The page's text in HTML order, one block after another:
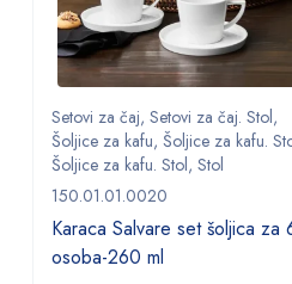
Setovi za čaj, Setovi za čaj. Stol,
Šoljice za kafu, Šoljice za kafu.
Šoljice za kafu. Stol, Stol
150.01.01.0020
Karaca Salvare set šoljica za
osoba-260 ml